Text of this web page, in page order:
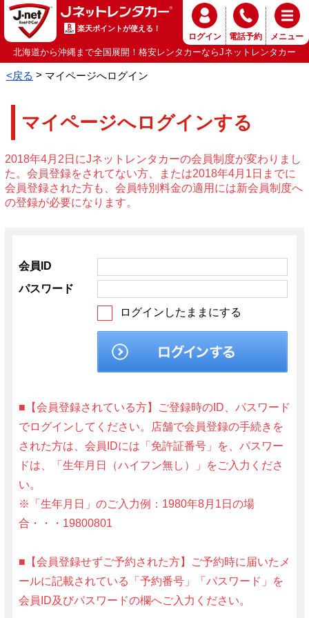
楽天ポイントが使える！
ログイン 電話予約 メニュー
北海道から沖縄まで全国展開！格安レンタカーならJネットレンタカー
<戻る マイページへログイン
マイページへログインする
2018年4月2日にJネットレンタカーの会員制度が変わりまし
た。会員登録をされてない方、または2018年4月1日までに
会員登録された方も、会員特別料金の適用には新会員制度へ
の登録が必要になります。
会員ID
パスワード
ログインしたままにする
■【会員登録されている方】ご登録時のID、パスワード
でログインしてください。店舗で会員登録の手続きを
された方は、会員IDには「免許証番号」を、パスワー
ドは、「生年月日（ハイフン無し）」をご入力くださ
い。
※「生年月日」のご入力例：1980年8月1日の場
合・・・19800801
■【会員登録せずご予約された方】ご予約時に届いたメ
ールに記載されている「予約番号」「パスワード」を
会員ID及びパスワードの欄へご入力ください。